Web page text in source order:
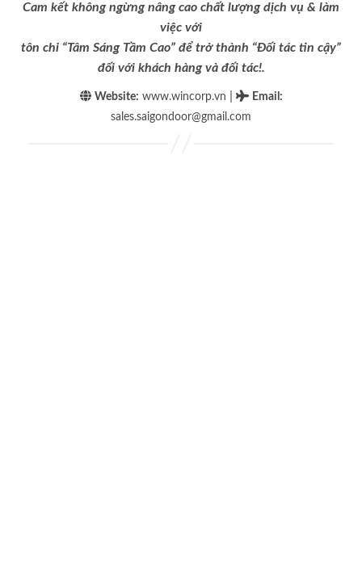
Cam kết không ngừng nâng cao chất lượng dịch vụ & làm
việc với
tôn chỉ “Tâm Sáng Tầm Cao” để trở thành “Đối tác tin cậy”
đối với khách hàng và đối tác!.
Website: www.wincorp.vn Email :
sales.saigondoor@gmail.com